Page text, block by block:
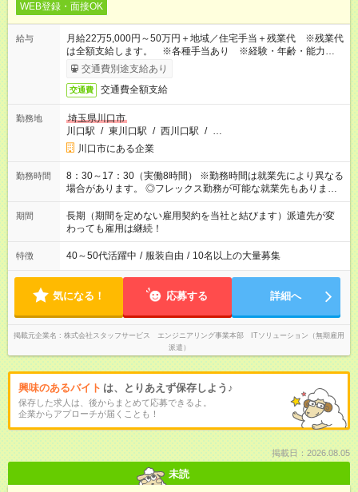
WEB登録・面接OK
給与
月給22万5,000円～50万円＋地域／住宅手当＋残業代 ※残業代
は全額支給します。 ※各種手当あり ※経験・年齢・能力等を
考慮して加給・優遇します。
交通費別途支給あり
交通費 交通費全額支給
勤務地
埼玉県川口市
川口駅 / 東川口駅 / 西川口駅 / …
川口市にある企業
勤務時間
8：30～17：30（実働8時間） ※勤務時間は就業先により異なる
場合があります。 ◎フレックス勤務が可能な就業先もありま
す。 ◎今よりもさらに働きやすい環境をつくるべく、 働き方
改革に全社をあげて取り組んでいます。
期間
長期（期間を定めない雇用契約を当社と結びます）派遣先が変
わっても雇用は継続！
特徴 40～50代活躍中 / 服装自由 / 10名以上の大量募集
気になる！ 応募する 詳細へ
掲載元企業名
株式会社スタッフサービス エンジニアリング事業本部 ITソリューション（無期雇用
派遣）
興味のあるバイト は、とりあえず保存しよう♪
保存した求人は、後からまとめて応募できるよ。
企業からアプローチが届くことも！
掲載日：2026.08.05
未読